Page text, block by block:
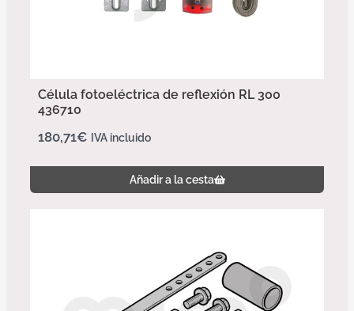
Célula fotoeléctrica de reflexión RL 300
436710
180,71€ IVA incluido
Añadir a la cesta